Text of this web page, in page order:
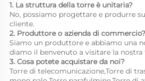
1. La struttura della torre è unitaria?
No, possiamo progettare e produrre
cliente.
2. Produttore o azienda di commercio?
Siamo un produttore e abbiamo una
diamo il benvenuto a visitare la nostra
3. Cosa potete acquistare da noi?
Torre di telecomunicazione,Torre di